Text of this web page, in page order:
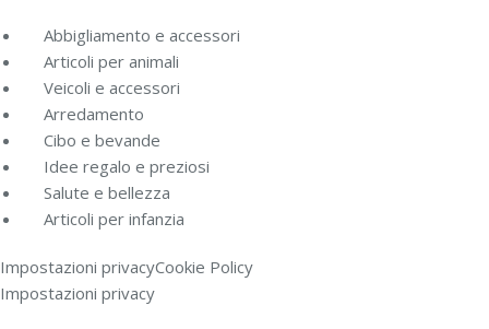
Abbigliamento e accessori
Articoli per animali
Veicoli e accessori
Arredamento
Cibo e bevande
Idee regalo e preziosi
Salute e bellezza
Articoli per infanzia
Impostazioni privacyCookie Policy
Impostazioni privacy